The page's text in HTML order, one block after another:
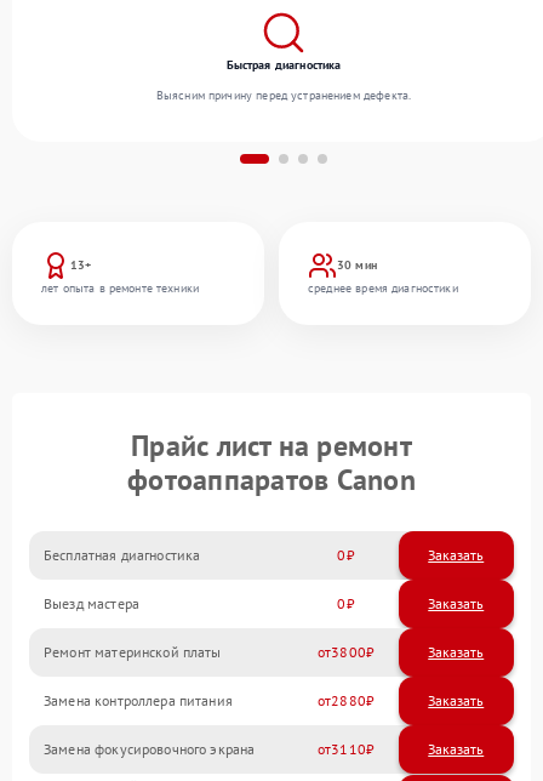
13+
лет опыта в ремонте техники
30 мин
среднее время диагностики
Быстрая диагностика
Выясним причину перед устранением дефекта.
Прайс лист на ремонт
фотоаппаратов Canon
Бесплатная диагностика 0 Заказать
Выезд мастера 0 Заказать
Ремонт материнской платы 3800
Замена контроллера питания 2880
Замена фокусировочного экрана 3110